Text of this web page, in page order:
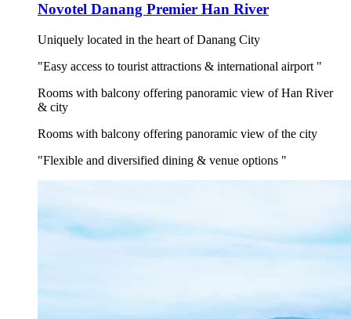
Novotel Danang Premier Han River
Uniquely located in the heart of Danang City
"Easy access to tourist attractions & international airport "
Rooms with balcony offering panoramic view of Han River
& city
Rooms with balcony offering panoramic view of the city
"Flexible and diversified dining & venue options "